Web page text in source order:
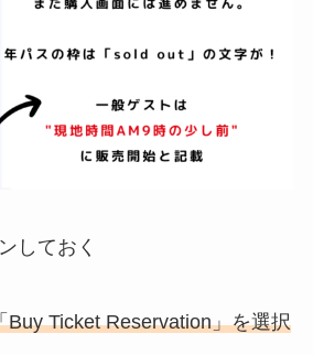
しておく
Buy Ticket Reservation」を選択